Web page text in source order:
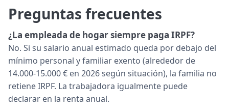
Preguntas frecuentes
¿La empleada de hogar siempre paga IRPF?
No. Si su salario anual estimado queda por debajo del
mínimo personal y familiar exento (alrededor de
14.000-15.000 € en 2026 según situación), la familia no
retiene IRPF. La trabajadora igualmente puede
declarar en la renta anual.